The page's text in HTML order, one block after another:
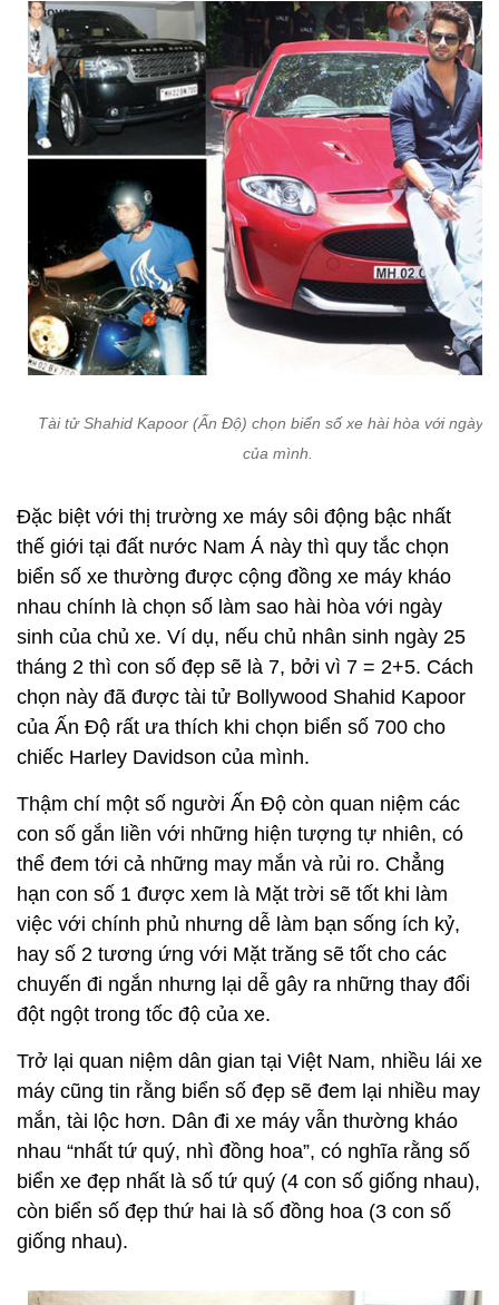
Tài tử Shahid Kapoor (Ấn Độ) chọn biển số xe hài hòa với ngày
của mình.
Đặc biệt với thị trường xe máy sôi động bậc nhất
thế giới tại đất nước Nam Á này thì quy tắc chọn
biển số xe thường được cộng đồng xe máy kháo
nhau chính là chọn số làm sao hài hòa với ngày
sinh của chủ xe. Ví dụ, nếu chủ nhân sinh ngày 25
tháng 2 thì con số đẹp sẽ là 7, bởi vì 7 = 2+5. Cách
chọn này đã được tài tử Bollywood Shahid Kapoor
của Ấn Độ rất ưa thích khi chọn biển số 700 cho
chiếc Harley Davidson của mình.
Thậm chí một số người Ấn Độ còn quan niệm các
con số gắn liền với những hiện tượng tự nhiên, có
thể đem tới cả những may mắn và rủi ro. Chẳng
hạn con số 1 được xem là Mặt trời sẽ tốt khi làm
việc với chính phủ nhưng dễ làm bạn sống ích kỷ,
hay số 2 tương ứng với Mặt trăng sẽ tốt cho các
chuyến đi ngắn nhưng lại dễ gây ra những thay đổi
đột ngột trong tốc độ của xe.
Trở lại quan niệm dân gian tại Việt Nam, nhiều lái xe
máy cũng tin rằng biển số đẹp sẽ đem lại nhiều may
mắn, tài lộc hơn. Dân đi xe máy vẫn thường kháo
nhau “nhất tứ quý, nhì đồng hoa”, có nghĩa rằng số
biển xe đẹp nhất là số tứ quý (4 con số giống nhau),
còn biển số đẹp thứ hai là số đồng hoa (3 con số
giống nhau).